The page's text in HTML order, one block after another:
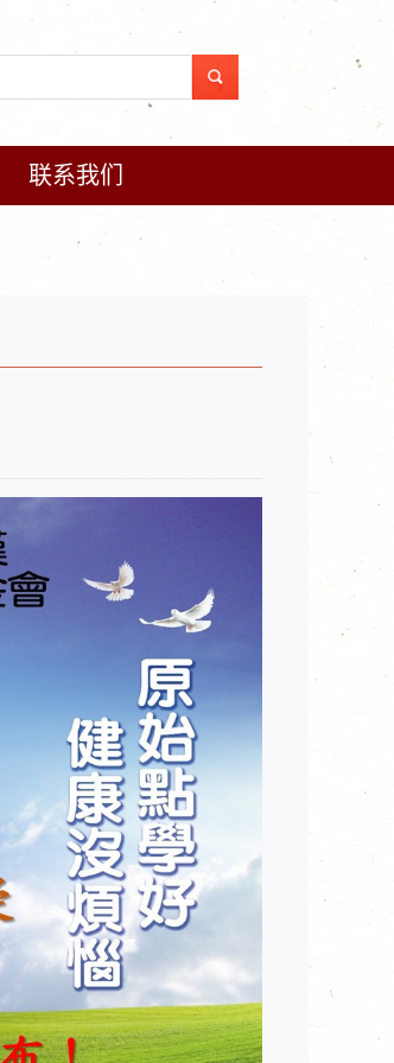
联系我们